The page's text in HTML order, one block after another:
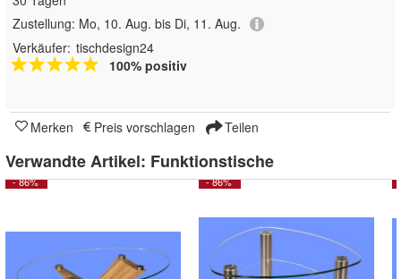
Zustellung: Mo, 10. Aug. bis Di, 11. Aug.
Verkäufer: tischdesign24
100% positiv
Merken Preis vorschlagen Teilen
Verwandte Artikel: Funktionstische
- 86% - 86%